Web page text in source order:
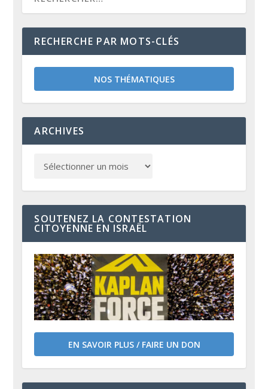
RECHERCHE PAR MOTS-CLÉS
NOS THÉMATIQUES
ARCHIVES
SOUTENEZ LA CONTESTATION
CITOYENNE EN ISRAËL
EN SAVOIR PLUS / FAIRE UN DON